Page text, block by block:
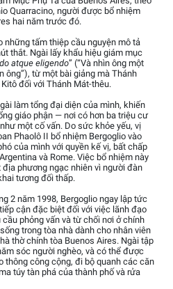
Quarracino, người được bổ nhiệm
hai năm trước đó.
những tấm thiệp cầu nguyện mô tả
thắt. Ngài lấy khẩu hiệu giám mục
atque eligendo” (“Và nhìn ông một
ông”), từ một bài giảng mà Thánh
đối với Thánh Mát-thêu.
làm tổng đại diện của mình, khiến
giáo phận — nơi có hơn ba triệu cư
một cố vấn. Do sức khỏe yếu, vị
Phaolô II bổ nhiệm Bergoglio vào
của mình với quyền kế vị, bất chấp
và Rome. Việc bổ nhiệm này
phương ngạc nhiên vì người đàn
tương đối thấp.
2 năm 1998, Bergoglio ngay lập tức
cận đặc biệt đối với việc lãnh đạo
phỏng vấn và từ chối nơi ở chính
trong tòa nhà dành cho nhân viên
thờ chính tòa Buenos Aires. Ngài tập
sóc người nghèo, và có thể được
thông công cộng, đi bộ quanh các căn
túy tàn phá của thành phố và rửa